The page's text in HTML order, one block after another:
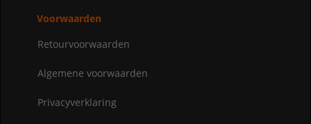
Voorwaarden
Retourvoorwaarden
Algemene voorwaarden
Privacyverklaring